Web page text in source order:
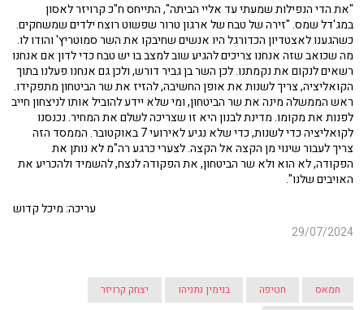
"את הדי הנפילות שמעתי עד אליי הביתה", התייחס ח"כ קרויזר לאסון
במג'דל שמס. "זירה של טבח של ארגון טרור שפשוט רוצח ילדים שמשחקים.
כשהגענו לאצטדיון הכדורגל היו אנשים שחיבקו את השר סמוטריץ' והודו לו.
מה שכואב שזה אנחנו צריכים להגיע שוב למצב בו יש טבח כדי לדון אם אנחנו
רשאים לנקום את נקמתנו. לכן השר בן גביר דורש, ולכן גם אנחנו פעלנו בתוך
הקואליציה, צריך לשנות את אופן החשיבה, להזיז את שר הביטחון מתפקידו.
ראש הממשלה מינה את שר הביטחון, ומי שלא יידע להוביל אותו לניצחון חייב
לפנות את מקומו. מדינת לבנון היא זו שצריכה לשלם את המחיר. נכנסנו
לקואליציה כדי לשנות, כדי שלא נגיע לאירועי 7 באוקטובר. הממסד הזה
צריך לעבור שינוי מן הקצה אל הקצה. לצערי כרגע רה"מ לא נותן את
הפקודה, לא הוא ולא שר הביטחון, את הפקודה לנצח, להשמיד ולהכריע את
האויבים שלנו".
עריכה: מיכל קדוש
29/07/2024
חמאס חטיפה בנימין נתניהו
יצחק קרויזר